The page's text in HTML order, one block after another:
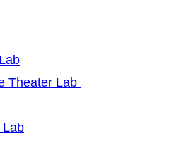
Theater Lab
Lab